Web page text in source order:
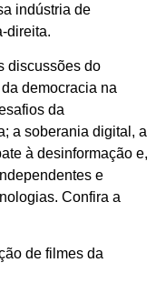
indústria de
direita.
discussões do
democracia na
da
a soberania digital, a
à desinformação e,
e
Confira a
de filmes da